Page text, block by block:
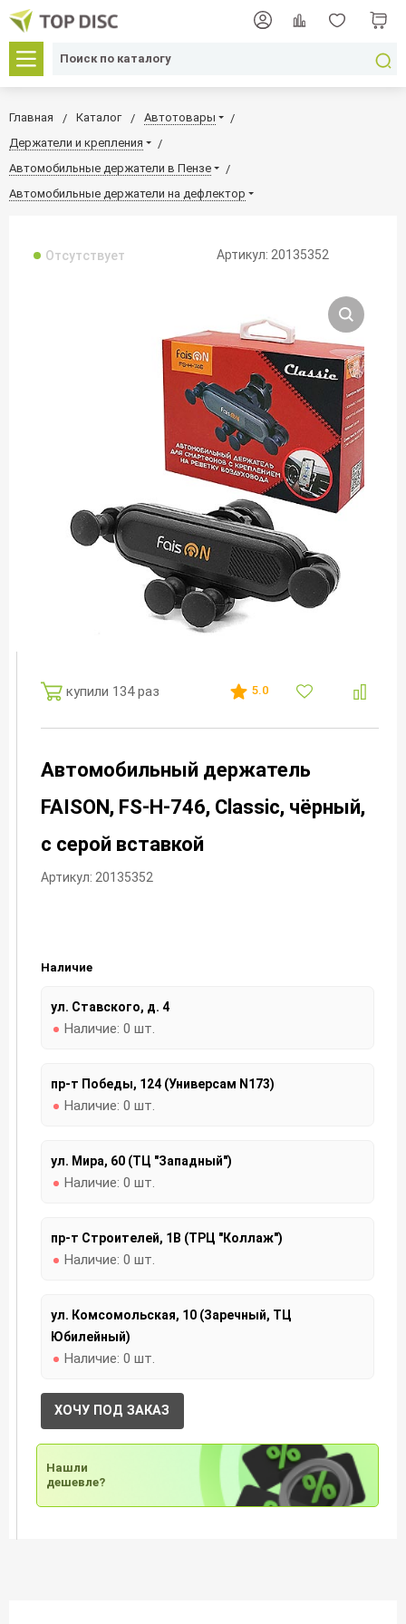
Главная Каталог
Автотовары
Держатели и крепления
Автомобильные держатели в Пензе
Автомобильные держатели на дефлектор
Отсутствует Артикул: 20135352
купили 134 раз 5.0
Автомобильный держатель
FAISON, FS-H-746, Classic, чёрный,
с серой вставкой
Артикул: 20135352
Наличие
ул. Ставского, д. 4
Наличие: 0 шт.
пр-т Победы, 124 (Универсам N173)
Наличие: 0 шт.
ул. Мира, 60 (ТЦ "Западный")
Наличие: 0 шт.
пр-т Строителей, 1В (ТРЦ "Коллаж")
Наличие: 0 шт.
ул. Комсомольская, 10 (Заречный, ТЦ
Юбилейный)
Наличие: 0 шт.
ХОЧУ ПОД ЗАКАЗ
Нашли
дешевле?